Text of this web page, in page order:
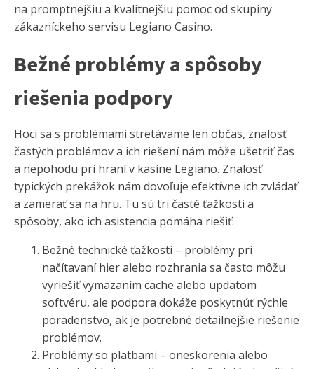
na promptnejšiu a kvalitnejšiu pomoc od skupiny
zákazníckeho servisu Legiano Casino.
Bežné problémy a spôsoby
riešenia podpory
Hoci sa s problémami stretávame len občas, znalosť
častých problémov a ich riešení nám môže ušetriť čas
a nepohodu pri hraní v kasíne Legiano. Znalosť
typických prekážok nám dovoľuje efektívne ich zvládať
a zamerať sa na hru. Tu sú tri časté ťažkosti a
spôsoby, ako ich asistencia pomáha riešiť:
Bežné technické ťažkosti – problémy pri
načítavaní hier alebo rozhrania sa často môžu
vyriešiť vymazaním cache alebo updatom
softvéru, ale podpora dokáže poskytnúť rýchle
poradenstvo, ak je potrebné detailnejšie riešenie
problémov.
Problémy so platbami – oneskorenia alebo